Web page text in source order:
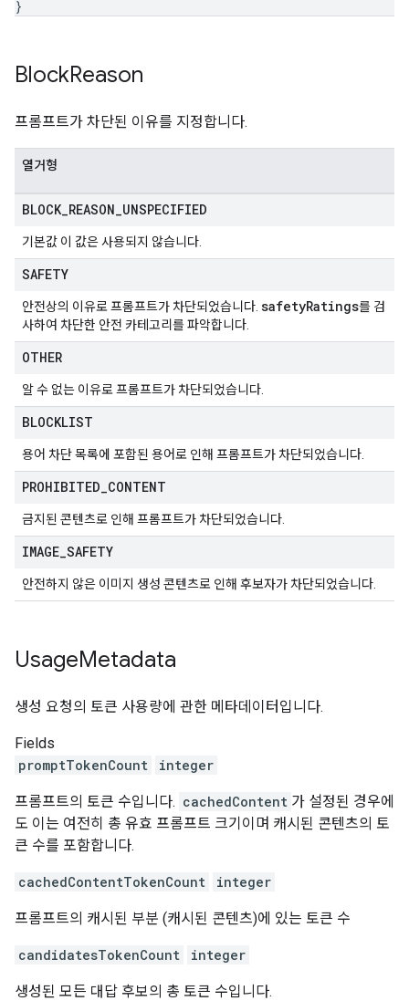
}
BlockReason
프롬프트가 차단된 이유를 지정합니다.
열거형
BLOCK_ REASON UNSPECIFIED
기본값 이 값은 사용되지 않습니다.
SAFETY
안전상의 이유로 프롬프트가 차단되었습니다. safetyRatings를 검
사하여 차단한 안전 카테고리를 파악합니다.
OTHER
알 수 없는 이유로 프롬프트가 차단되었습니다.
BLOCKLIST
용어 차단 목록에 포함된 용어로 인해 프롬프트가 차단되었습니다.
PROHIBITED CONTENT
금지된 콘텐츠로 인해 프롬프트가 차단되었습니다.
IMAGE SAFETY
안전하지 않은 이미지 생성 콘텐츠로 인해 후보자가 차단되었습니다.
UsageMetadata
생성 요청의 토큰 사용량에 관한 메타데이터입니다.
Fields
promptTokenCount
integer
프롬프트의 토큰 수입니다. cachedContent 가 설정된 경우에
도 이는 여전히 총 유효 프롬프트 크기이며 캐시된 콘텐츠의 토
큰 수를 포함합니다.
cachedContentTokenCount integer
프롬프트의 캐시된 부분 (캐시된 콘텐츠)에 있는 토큰 수
candidatesTokenCount integer
생성된 모든 대답 후보의 총 토큰 수입니다.